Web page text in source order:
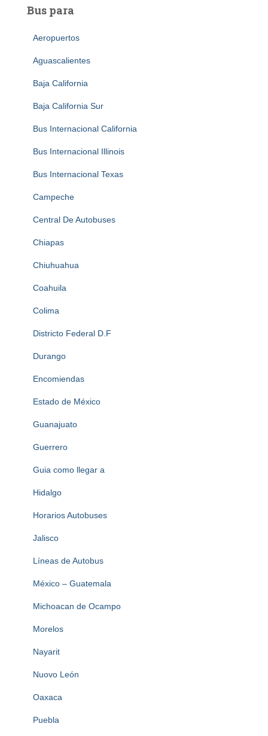
Bus para
Aeropuertos
Aguascalientes
Baja California
Baja California Sur
Bus Internacional California
Bus Internacional Illinois
Bus Internacional Texas
Campeche
Central De Autobuses
Chiapas
Chiuhuahua
Coahuila
Colima
Districto Federal D.F
Durango
Encomiendas
Estado de México
Guanajuato
Guerrero
Guia como llegar a
Hidalgo
Horarios Autobuses
Jalisco
Líneas de Autobus
México – Guatemala
Michoacan de Ocampo
Morelos
Nayarit
Nuovo León
Oaxaca
Puebla